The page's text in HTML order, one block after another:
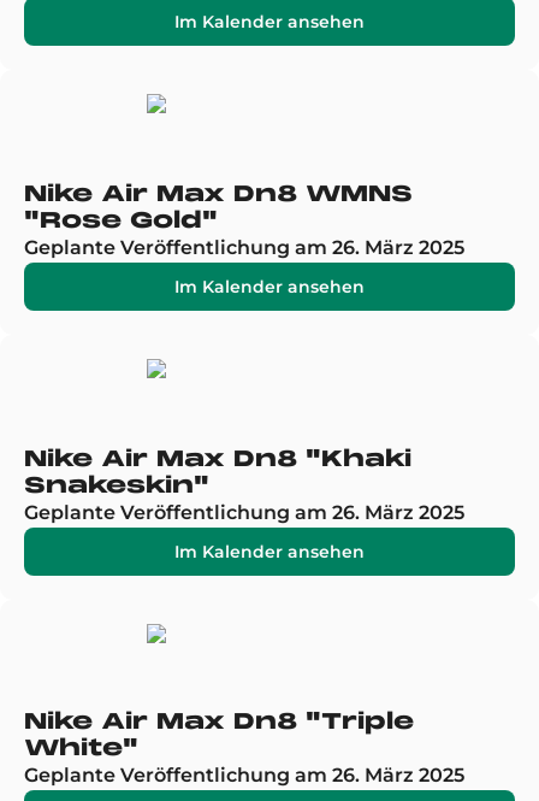
Im Kalender ansehen
Nike Air Max Dn8 WMNS
"Rose Gold"
Geplante Veröffentlichung am 26. März 2025
Im Kalender ansehen
Nike Air Max Dn8 "Khaki
Snakeskin"
Geplante Veröffentlichung am 26. März 2025
Im Kalender ansehen
Nike Air Max Dn8 "Triple
White"
Geplante Veröffentlichung am 26. März 2025